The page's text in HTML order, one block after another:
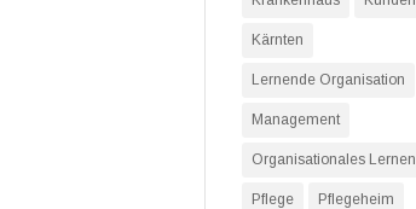
Kärnten
Lernende Organisation
Management
Organisationales Lernen
Pflege Pflegeheim